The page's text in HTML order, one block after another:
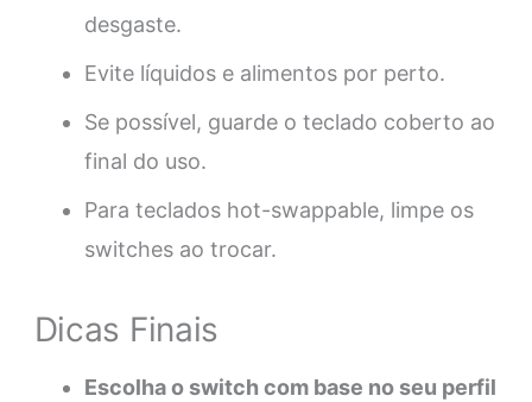
desgaste.
Evite líquidos e alimentos por perto.
Se possível, guarde o teclado coberto ao
final do uso.
Para teclados hot-swappable, limpe os
switches ao trocar.
Dicas Finais
Escolha o switch com base no seu perfil